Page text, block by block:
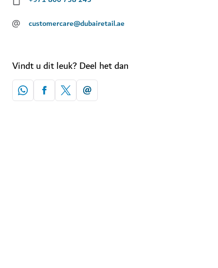
@ customercare@dubairetail.ae
Vindt u dit leuk? Deel het dan